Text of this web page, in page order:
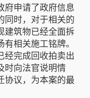
府申请了政府信息
同时，对于相关的
建筑物已经全面拆
相关施工铭牌。
经完成回收拍卖出
时向法官说明情
协议，为本案的最